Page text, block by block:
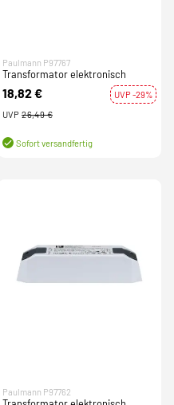
Paulmann P97767
Transformator elektronisch
18,82 €
UVP -29%
UVP 26,49 €
Sofort versandfertig
Paulmann P97762